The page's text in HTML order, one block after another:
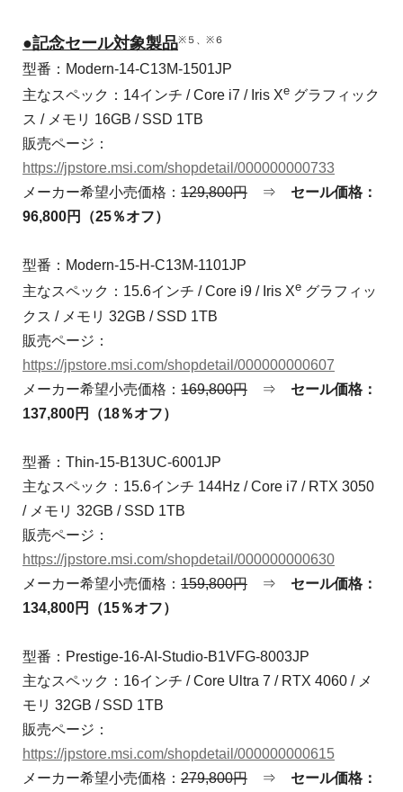
●記念セール対象製品※５、※６
型番：Modern-14-C13M-1501JP
主なスペック：14インチ / Core i7 / Iris Xe グラフィック
ス / メモリ 16GB / SSD 1TB
販売ページ：
https://jpstore.msi.com/shopdetail/000000000733
メーカー希望小売価格： 129,800円 ⇒ セール価格：
96,800円（25％オフ）
型番：Modern-15-H-C13M-1101JP
主なスペック：15.6インチ / Core i9 / Iris Xe グラフィッ
クス / メモリ 32GB / SSD 1TB
販売ページ：
https://jpstore.msi.com/shopdetail/000000000607
メーカー希望小売価格： 169,800円 ⇒ セール価格：
137,800円（18％オフ）
型番：Thin-15-B13UC-6001JP
主なスペック：15.6インチ 144Hz / Core i7 / RTX 3050
/ メモリ 32GB / SSD 1TB
販売ページ：
https://jpstore.msi.com/shopdetail/000000000630
メーカー希望小売価格： 159,800円 ⇒ セール価格：
134,800円（15％オフ）
型番：Prestige-16-AI-Studio-B1VFG-8003JP
主なスペック：16インチ / Core Ultra 7 / RTX 4060 / メ
モリ 32GB / SSD 1TB
販売ページ：
https://jpstore.msi.com/shopdetail/000000000615
メーカー希望小売価格： 279,800円 ⇒ セール価格：